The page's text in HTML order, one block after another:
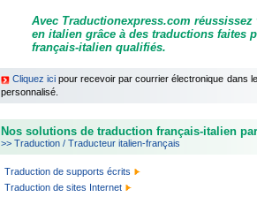
Avec Traductionexpress.com
en italien grâce à des traductions faites
français-italien qualifiés.
Cliquez ici pour recevoir par courrier électronique dans
personnalisé.
Nos solutions de traduction français-italien
>> Traduction / Traducteur italien-français
Traduction de supports écrits
Traduction de sites Internet